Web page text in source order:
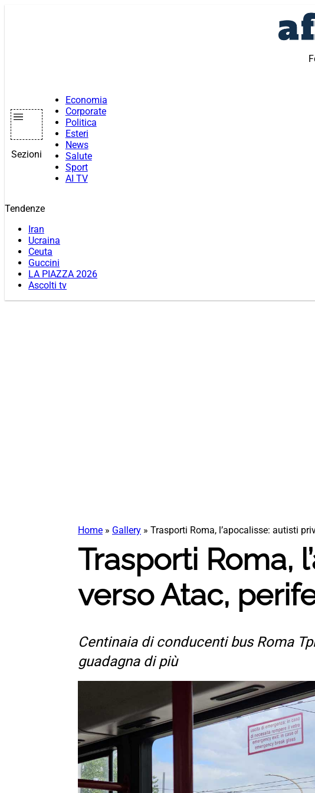
Sezioni
Economia
Corporate
Politica
Esteri
News
Salute
Sport
AI TV
Tendenze
Iran
Ucraina
Ceuta
Guccini
LA PIAZZA 2026
Ascolti tv
Home » Gallery » Trasporti Roma, l’apocalisse: autisti
Trasporti Roma,
verso Atac,
Centinaia di conducenti bus Roma
guadagna di più